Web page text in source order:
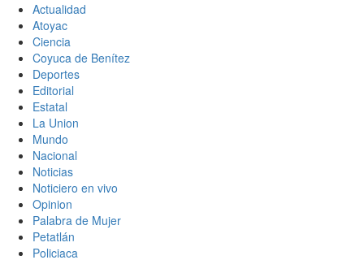
Actualidad
Atoyac
Ciencia
Coyuca de Benítez
Deportes
Editorial
Estatal
La Union
Mundo
Nacional
Noticias
Noticiero en vivo
Opinion
Palabra de Mujer
Petatlán
Policiaca